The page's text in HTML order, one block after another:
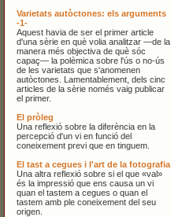
Varietats autòctones: els arguments
-1-
Aquest havia de ser el primer article
d'una sèrie en què volia analitzar —de la
manera més objectiva de què sóc
capaç— la polèmica sobre l'ús o no-ús
de les varietats que s'anomenen
autòctones. Lamentablement, dels cinc
articles de la sèrie només vaig publicar
el primer.
El pròleg
Una reflexió sobre la diferència en la
percepció d'un vi en funció del
coneixement previ que en tinguem.
El tast a cegues i l'art de la fotografia
Una altra reflexió sobre si el que «val»
és la impressió que ens causa un vi
quan el tastem a cegues o quan el
tastem amb ple coneixement del seu
origen.